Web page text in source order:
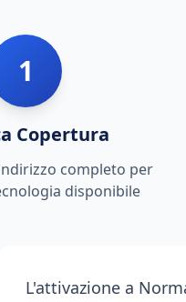
1
Copertura
completo per
disponibile
L'attivazione a